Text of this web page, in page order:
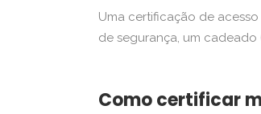
Uma certificação de
de segurança, um cadeado
Como certificar